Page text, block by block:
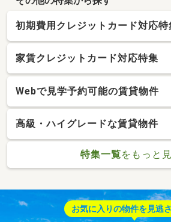
初期費用クレジットカード対応特
家賃クレジットカード対応特集
Webで見学予約可能の賃貸物件
高級・ハイグレードな賃貸物件
特集一覧をもっと
お気に入りの物件を見逃